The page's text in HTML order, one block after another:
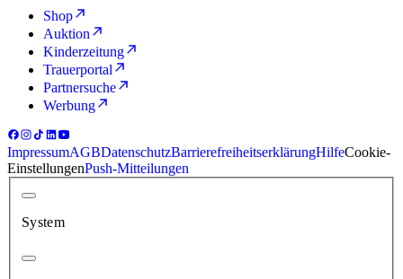
Shop
Auktion
Kinderzeitung
Trauerportal
Partnersuche
Werbung
ImpressumAGBDatenschutzBarrierefreiheitserklärungHilfeCookie-
EinstellungenPush-Mitteilungen
System